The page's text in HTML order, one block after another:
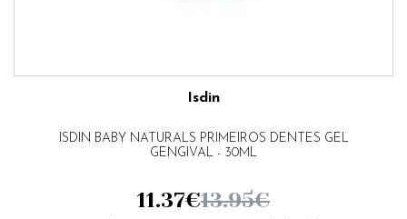
Isdin
ISDIN BABY NATURALS PRIMEIROS DENTES GEL
GENGIVAL - 30ML
11.37€13.95€